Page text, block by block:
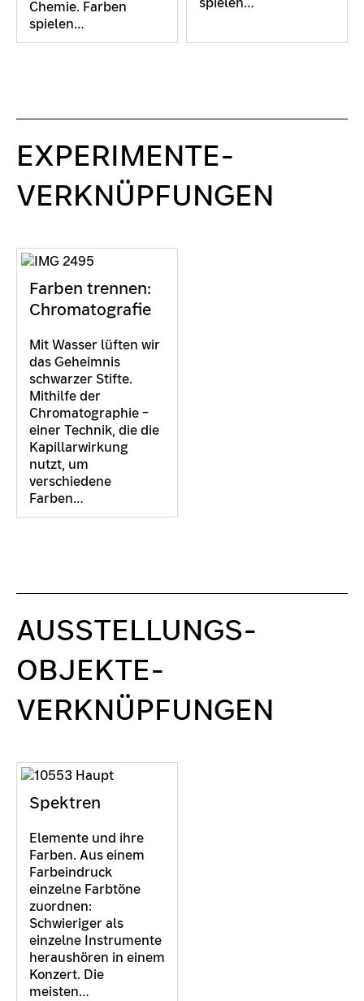
Chemie. Farben
spielen…
EXPERIMENTE-
VERKNÜPFUNGEN
Farben trennen:
Chromatografie
Mit Wasser lüften wir
das Geheimnis
schwarzer Stifte.
Mithilfe der
Chromatographie –
einer Technik, die die
Kapillarwirkung
nutzt, um
verschiedene
Farben…
AUSSTELLUNGS­
OBJEKTE-
VERKNÜPFUNGEN
Spektren
Elemente und ihre
Farben. Aus einem
Farbeindruck
einzelne Farbtöne
zuordnen:
Schwieriger als
einzelne Instrumente
heraushören in einem
Konzert. Die
meisten…